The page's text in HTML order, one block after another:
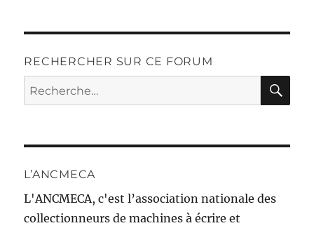
RECHERCHER SUR CE FORUM
Recherche
pour :
L’ANCMECA
L'ANCMECA, c'est l’association nationale des
collectionneurs de machines à écrire et